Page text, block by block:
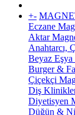
+-
Eczane
Aktar
Anahtarcı,
Beyaz
Burger &
Çiçekçi
Diş
Diyetisyen
Düğün &